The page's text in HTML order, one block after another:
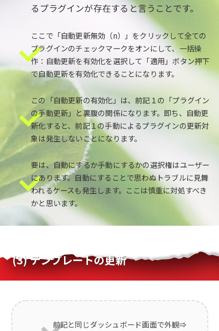
るプラグインが存在すると言うことです。
ここで「自動更新無効（n）」をクリックして全ての
プラグインのチェックマークをオンにして、一括操
作：自動更新を有効化を選択して「適用」ボタン押下
で自動更新を有効化できることになります。
この「自動更新の有効化」は、前記１の「プラグイン
の手動更新」と裏腹の関係になります。即ち、自動更
新化すると、前記１の手動によるプラグインの更新対
象は発生しないことになります。
要は、自動にするか手動にするかの選択権はユーザー
にあります。自動にすることで思わぬトラブルに見舞
われるケースも発生します。ここは慎重に対処すべき
かと思います。
(3) テンプレートの更新
前記と同じダッシュボード画面で外観⇒